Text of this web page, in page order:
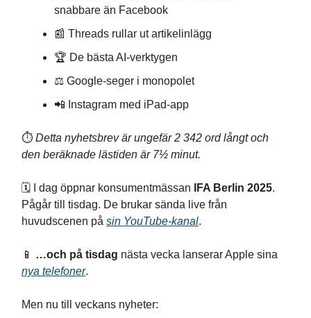
snabbare än Facebook
📰 Threads rullar ut artikelinlägg
🏆 De bästa AI-verktygen
⚖️ Google-seger i monopolet
📲 Instagram med iPad-app
⏱️ Detta nyhetsbrev är ungefär 2 342 ord långt och
den beräknade lästiden är 7½ minut.
🗓 I dag öppnar konsumentmässan IFA Berlin 2025.
Pågår till tisdag. De brukar sända live från
huvudscenen på sin YouTube-kanal.
📱 …och på tisdag nästa vecka lanserar Apple sina
nya telefoner.
Men nu till veckans nyheter: